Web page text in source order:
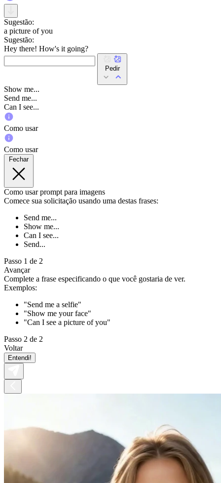
Sugestão:
a picture of you
Sugestão:
Hey there! How's it going?
Pedir
Show me...
Send me...
Can I see...
Como usar
Como usar
Fechar
Como usar prompt para imagens
Comece sua solicitação usando uma destas frases:
Send me...
Show me...
Can I see...
Send...
Passo 1 de 2
Avançar
Complete a frase especificando o que você gostaria de ver.
Exemplos:
"Send me a selfie"
"Show me your face"
"Can I see a picture of you"
Passo 2 de 2
Voltar
Entendi!